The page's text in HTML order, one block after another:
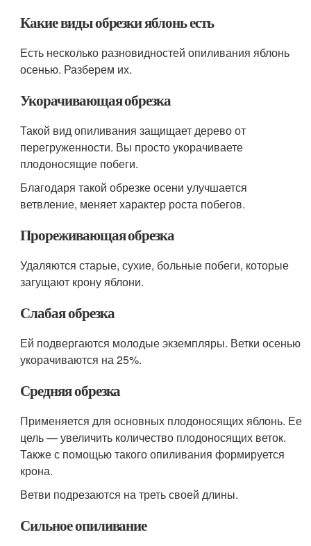
Какие виды обрезки яблонь есть
Есть несколько разновидностей опиливания яблонь
осенью. Разберем их.
Укорачивающая обрезка
Такой вид опиливания защищает дерево от
перегруженности. Вы просто укорачиваете
плодоносящие побеги.
Благодаря такой обрезке осени улучшается
ветвление, меняет характер роста побегов.
Прореживающая обрезка
Удаляются старые, сухие, больные побеги, которые
загущают крону яблони.
Слабая обрезка
Ей подвергаются молодые экземпляры. Ветки осенью
укорачиваются на 25%.
Средняя обрезка
Применяется для основных плодоносящих яблонь. Ее
цель — увеличить количество плодоносящих веток.
Также с помощью такого опиливания формируется
крона.
Ветви подрезаются на треть своей длины.
Сильное опиливание